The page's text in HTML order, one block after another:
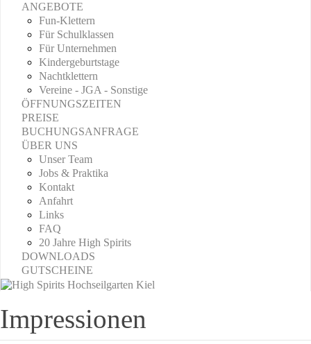
ANGEBOTE
Fun-Klettern
Für Schulklassen
Für Unternehmen
Kindergeburtstage
Nachtklettern
Vereine - JGA - Sonstige
ÖFFNUNGSZEITEN
PREISE
BUCHUNGSANFRAGE
ÜBER UNS
Unser Team
Jobs & Praktika
Kontakt
Anfahrt
Links
FAQ
20 Jahre High Spirits
DOWNLOADS
GUTSCHEINE
Impressionen